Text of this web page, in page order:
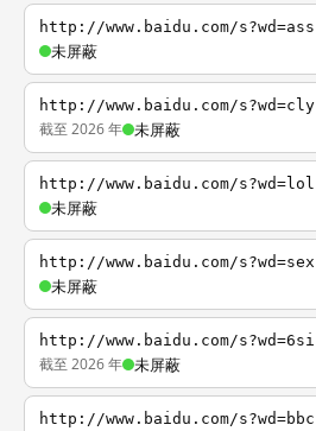
http://www.baidu.com/s?wd=ass
未屏蔽
http://www.baidu.com/s?wd=cly
截至 2026 年 未屏蔽
http://www.baidu.com/s?wd=lol
未屏蔽
http://www.baidu.com/s?wd=sex
未屏蔽
http://www.baidu.com/s?wd=6si
截至 2026 年 未屏蔽
http://www.baidu.com/s?wd=bbc